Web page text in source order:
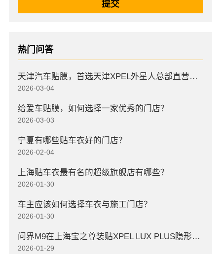
热门问答
天津汽车贴膜，首选天津XPEL外星人总部直营店，高口碑店
2026-03-04
给爱车贴膜，如何选择一家优秀的门店？
2026-03-03
宁夏有哪些贴车衣好的门店？
2026-02-04
上海贴车衣最有名的超级旗舰店有哪些？
2026-01-30
车主应该如何选择车衣与施工门店？
2026-01-30
问界M9在上海宝之尊装贴XPEL LUX PLUS隐形车衣
2026-01-29